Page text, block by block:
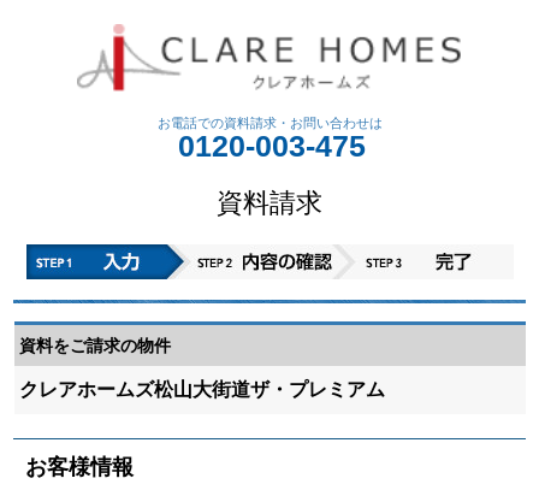
お電話での資料請求・ お問い合わせは
0120-003-475
資料請求
資料をご請求の物件
クレアホームズ松山大街道ザ・プレミアム
お客様情報